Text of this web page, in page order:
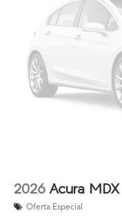
2026 Acura MDX
Oferta Especial